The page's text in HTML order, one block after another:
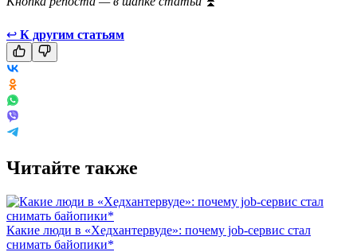
↩ К другим статьям
Читайте также
Какие люди в «Хедхантервуде»: почему job-сервис стал
снимать байопики*